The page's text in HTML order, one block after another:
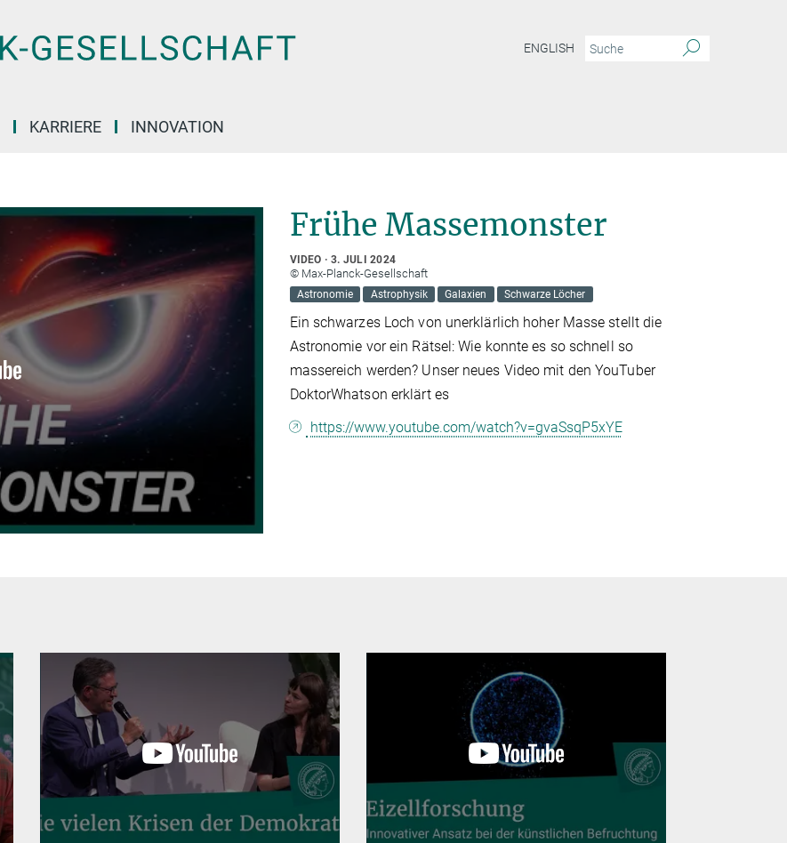
ENGLISH
KARRIERE INNOVATION
Frühe Massemonster
VIDEO 3. JULI 2024
© Max-Planck-Gesellschaft
Astronomie Astrophysik Galaxien Schwarze Löcher
Ein schwarzes Loch von unerklärlich hoher Masse stellt die
Astronomie vor ein Rätsel: Wie konnte es so schnell so
massereich werden? Unser neues Video mit den YouTuber
DoktorWhatson erklärt es
https://www.youtube.com/watch?v=gvaSsqP5xYE